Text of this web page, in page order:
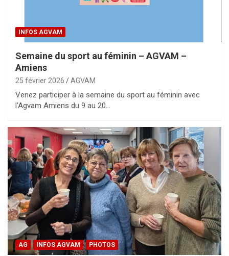
INFOS AGVAM
Semaine du sport au féminin – AGVAM –
Amiens
25 février 2026 AGVAM
Venez participer à la semaine du sport au féminin avec
l’Agvam Amiens du 9 au 20…
AG INFOS AGVAM PHOTOS